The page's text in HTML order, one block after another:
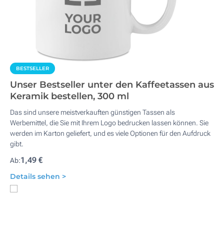
BESTSELLER
Unser Bestseller unter den Kaffeetassen aus
Keramik bestellen, 300 ml
Das sind unsere meistverkauften günstigen Tassen als
Werbemittel, die Sie mit Ihrem Logo bedrucken lassen können. Sie
werden im Karton geliefert, und es viele Optionen für den Aufdruck
gibt.
Ab:1,49 €
Details sehen >